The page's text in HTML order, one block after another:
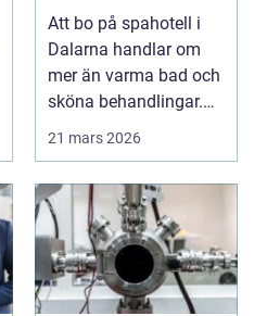
hjärtat av
landskapet
Att bo på spahotell i
Dalarna handlar om
mer än varma bad och
sköna behandlingar.
Kombinationen av s...
21 mars 2026